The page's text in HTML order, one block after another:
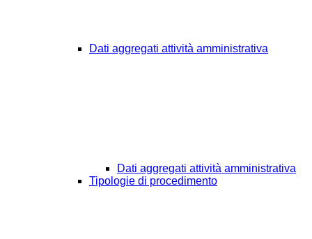
Dati aggregati attività amministrativa
Dati aggregati attività amministrativa
Tipologie di procedimento